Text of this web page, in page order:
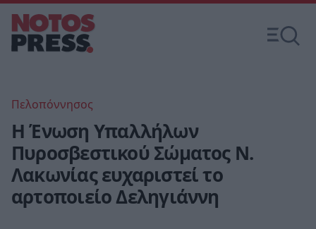
Πελοπόννησος
Η Ένωση Υπαλλήλων
Πυροσβεστικού Σώματος Ν.
Λακωνίας ευχαριστεί το
αρτοποιείο Δεληγιάννη